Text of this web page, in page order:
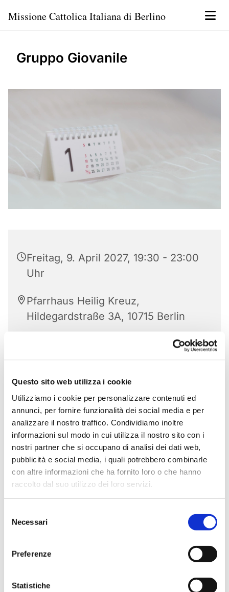
Questo sito web utilizza i cookie
Utilizziamo i cookie per personalizzare contenuti ed
annunci, per fornire funzionalità dei social media e per
analizzare il nostro traffico. Condividiamo inoltre
informazioni sul modo in cui utilizza il nostro sito con i
nostri partner che si occupano di analisi dei dati web,
pubblicità e social media, i quali potrebbero combinarle
con altre informazioni che ha fornito loro o che hanno
raccolto dal suo utilizzo dei loro servizi.
delNecessari
Preferenze
Statistiche
Missione Cattolica Italiana di Berlino
Gruppo Giovanile
Freitag, 9. April 2027, 19:30 - 23:00
Uhr
Pfarrhaus Heilig Kreuz,
Hildegardstraße 3A, 10715 Berlin